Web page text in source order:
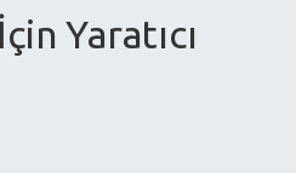
Yaratıcı